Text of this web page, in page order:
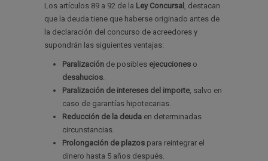
Los artículos 89 a 92 de la Ley Concursal , destacan
que la deuda tiene que haberse originado antes de
la declaración del concurso de acreedores y
supondrán las siguientes ventajas:
Paralización de posibles ejecuciones o
desahucios
Paralización de intereses del importe, salvo en
caso de garantías hipotecarias.
Reducción de la deuda en determinadas
circunstancias.
Prolongación de plazos para reintegrar el
dinero hasta 5 años después.